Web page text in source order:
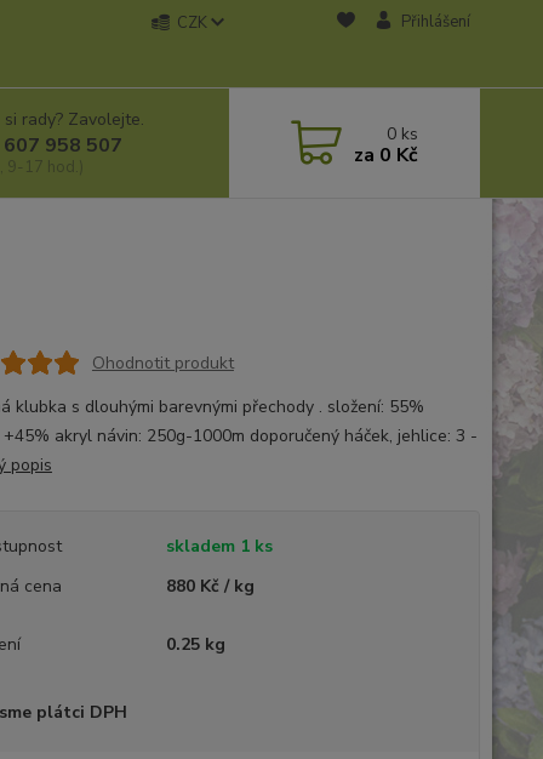
CZK Přihlášení
rady? Zavolejte.
958 507
9-17 hod.)
0 ks
za 0 Kč
Ohodnotit produkt
klubka s dlouhými barevnými přechody . složení: 55%
akryl návin: 250g-1000m doporučený háček, jehlice: 3 -
popis
skladem 1 ks
cena
880 Kč / kg
0.25 kg
plátci DPH